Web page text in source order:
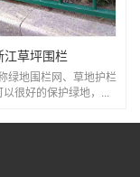
江草坪围栏
绿地围栏网、草地护栏
以很好的保护绿地，...